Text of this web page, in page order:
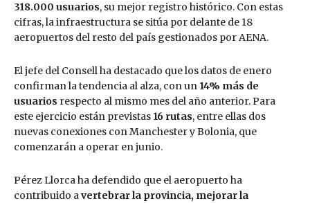
318.000 usuarios, su mejor registro histórico. Con estas
cifras, la infraestructura se sitúa por delante de 18
aeropuertos del resto del país gestionados por AENA.
El jefe del Consell ha destacado que los datos de enero
confirman la tendencia al alza, con un 14% más de
usuarios respecto al mismo mes del año anterior. Para
este ejercicio están previstas 16 rutas, entre ellas dos
nuevas conexiones con Manchester y Bolonia, que
comenzarán a operar en junio.
Pérez Llorca ha defendido que el aeropuerto ha
contribuido avertebrar la provincia, mejorar la